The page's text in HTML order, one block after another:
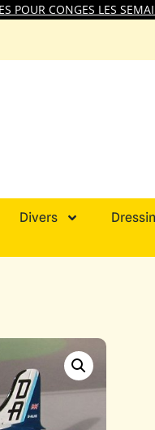
POUR CONGES LES
Divers